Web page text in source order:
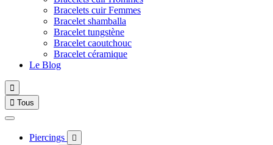
Bracelets cuir Femmes
Bracelet shamballa
Bracelet tungstène
Bracelet caoutchouc
Bracelet céramique
Le Blog

 Tous
Piercings 